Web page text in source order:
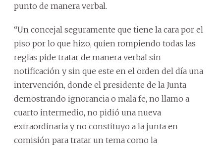
punto de manera verbal.
“Un concejal seguramente que tiene la cara por el
piso por lo que hizo, quien rompiendo todas las
reglas pide tratar de manera verbal sin
notificación y sin que este en el orden del día una
intervención, donde el presidente de la Junta
demostrando ignorancia o mala fe, no llamo a
cuarto intermedio, no pidió una nueva
extraordinaria y no constituyo a la junta en
comisión para tratar un tema como la